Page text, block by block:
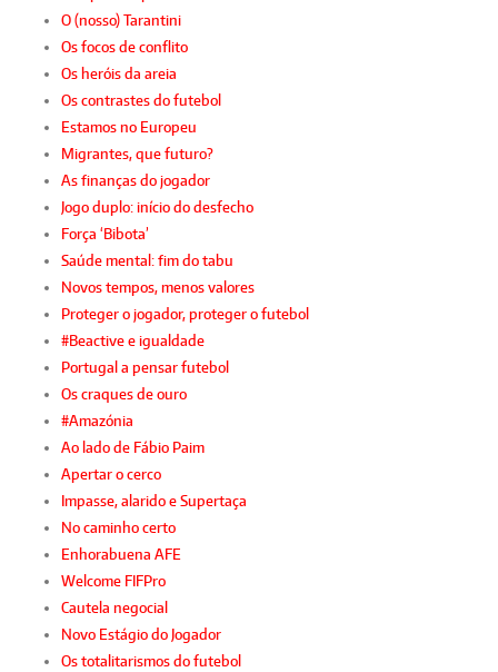
O (nosso) Tarantini
Os focos de conflito
Os heróis da areia
Os contrastes do futebol
Estamos no Europeu
Migrantes, que futuro?
As finanças do jogador
Jogo duplo: início do desfecho
Força ‘Bibota’
Saúde mental: fim do tabu
Novos tempos, menos valores
Proteger o jogador, proteger o futebol
#Beactive e igualdade
Portugal a pensar futebol
Os craques de ouro
#Amazónia
Ao lado de Fábio Paim
Apertar o cerco
Impasse, alarido e Supertaça
No caminho certo
Enhorabuena AFE
Welcome FIFPro
Cautela negocial
Novo Estágio do Jogador
Os totalitarismos do futebol